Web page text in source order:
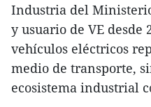
Industria del
y usuario de VE desde
vehículos eléctricos
medio de transporte,
ecosistema industrial